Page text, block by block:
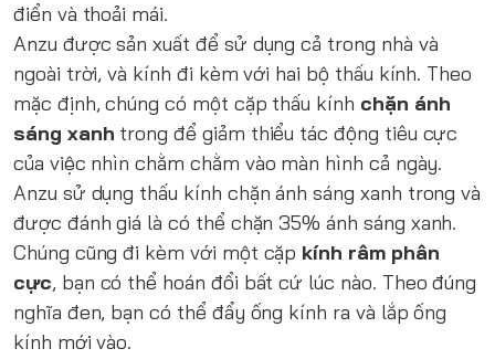
điển và thoải mái.
Anzu được sản xuất để sử dụng cả trong nhà và
ngoài trời, và kính đi kèm với hai bộ thấu kính. Theo
mặc định, chúng có một cặp thấu kính chặn ánh
sáng xanh trong để giảm thiểu tác động tiêu cực
của việc nhìn chằm chằm vào màn hình cả ngày.
Anzu sử dụng thấu kính chặn ánh sáng xanh trong và
được đánh giá là có thể chặn 35% ánh sáng xanh.
Chúng cũng đi kèm với một cặp kính râm phân
cực, bạn có thể hoán đổi bất cứ lúc nào. Theo đúng
nghĩa đen, bạn có thể đẩy ống kính ra và lắp ống
kính mới vào.